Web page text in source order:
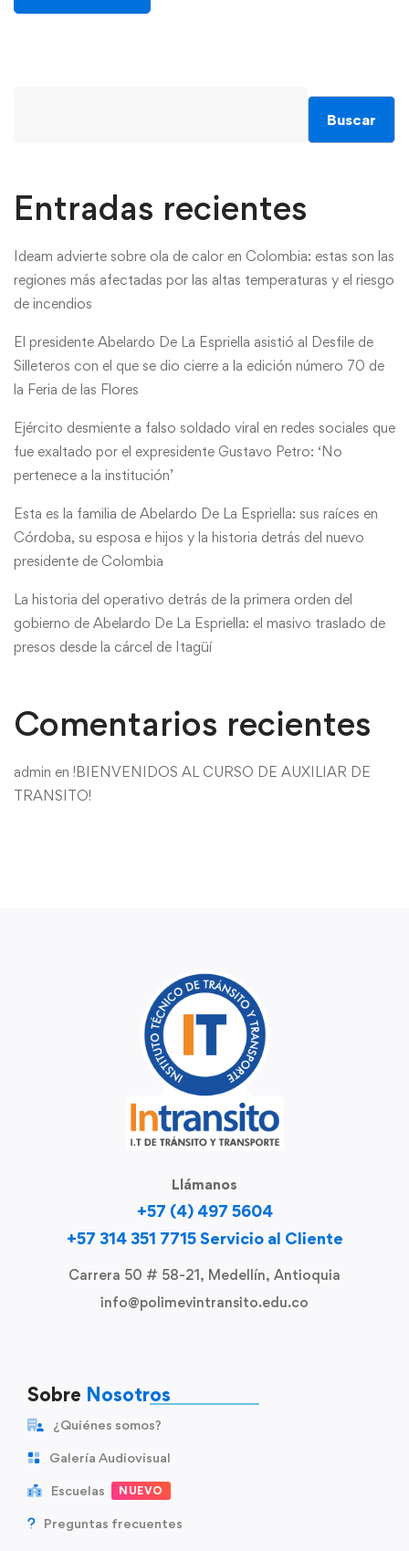
Buscar
Entradas recientes
Ideam advierte sobre ola de calor en Colombia: estas son las
regiones más afectadas por las altas temperaturas y el riesgo
de incendios
El presidente Abelardo De La Espriella asistió al Desfile de
Silleteros con el que se dio cierre a la edición número 70 de
la Feria de las Flores
Ejército desmiente a falso soldado viral en redes sociales que
fue exaltado por el expresidente Gustavo Petro: ‘No
pertenece a la institución’
Esta es la familia de Abelardo De La Espriella: sus raíces en
Córdoba, su esposa e hijos y la historia detrás del nuevo
presidente de Colombia
La historia del operativo detrás de la primera orden del
gobierno de Abelardo De La Espriella: el masivo traslado de
presos desde la cárcel de Itagüí
Comentarios recientes
admin en !BIENVENIDOS AL CURSO DE AUXILIAR DE
TRANSITO!
Llámanos
+57 (4) 497 5604
+57 314 351 7715 Servicio al Cliente
Carrera 50 # 58-21, Medellín, Antioquia
info@polimevintransito.edu.co
Sobre Nosotros
¿Quiénes somos?
Galería Audiovisual
Escuelas NUEVO
Preguntas frecuentes